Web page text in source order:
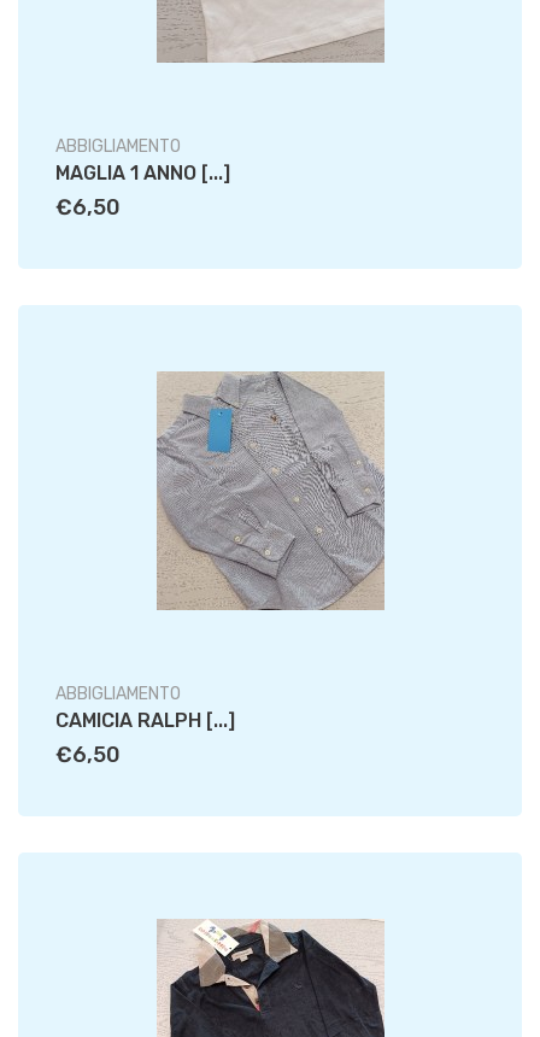
ABBIGLIAMENTO
MAGLIA 1 ANNO [...]
€6,50
ABBIGLIAMENTO
CAMICIA RALPH [...]
€6,50